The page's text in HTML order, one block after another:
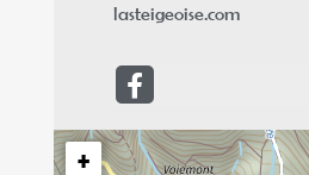
lasteigeoise.com
+